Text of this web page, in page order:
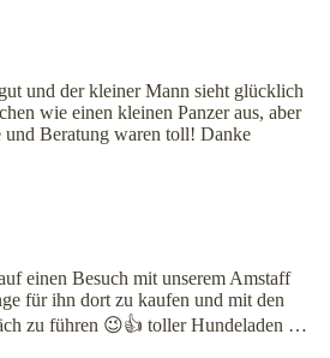
und der kleiner Mann sieht glücklich
wie einen kleinen Panzer aus, aber
und Beratung waren toll! Danke
einen Besuch mit unserem Amstaff
für ihn dort zu kaufen und mit den
zu führen 😉👍 toller Hundeladen …